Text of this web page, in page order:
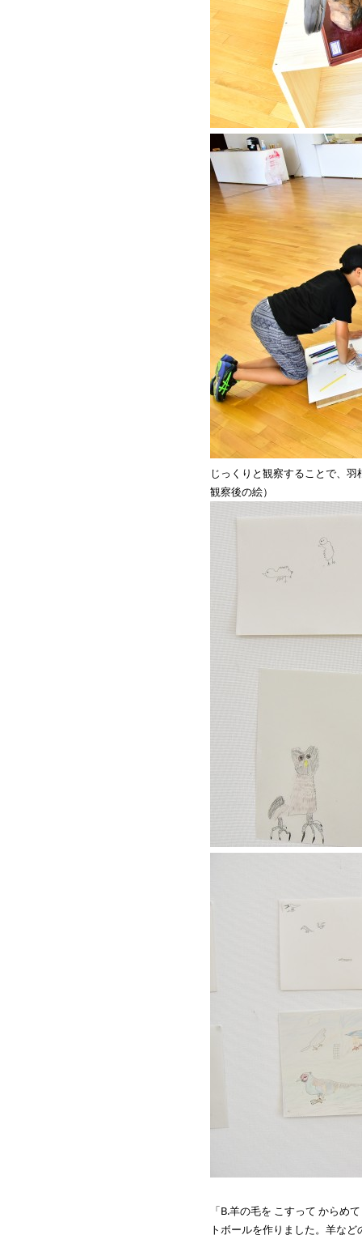
じっくりと観察することで、
観察後の絵）
「B.羊の毛を こすって からめ
トボールを作りました。羊な